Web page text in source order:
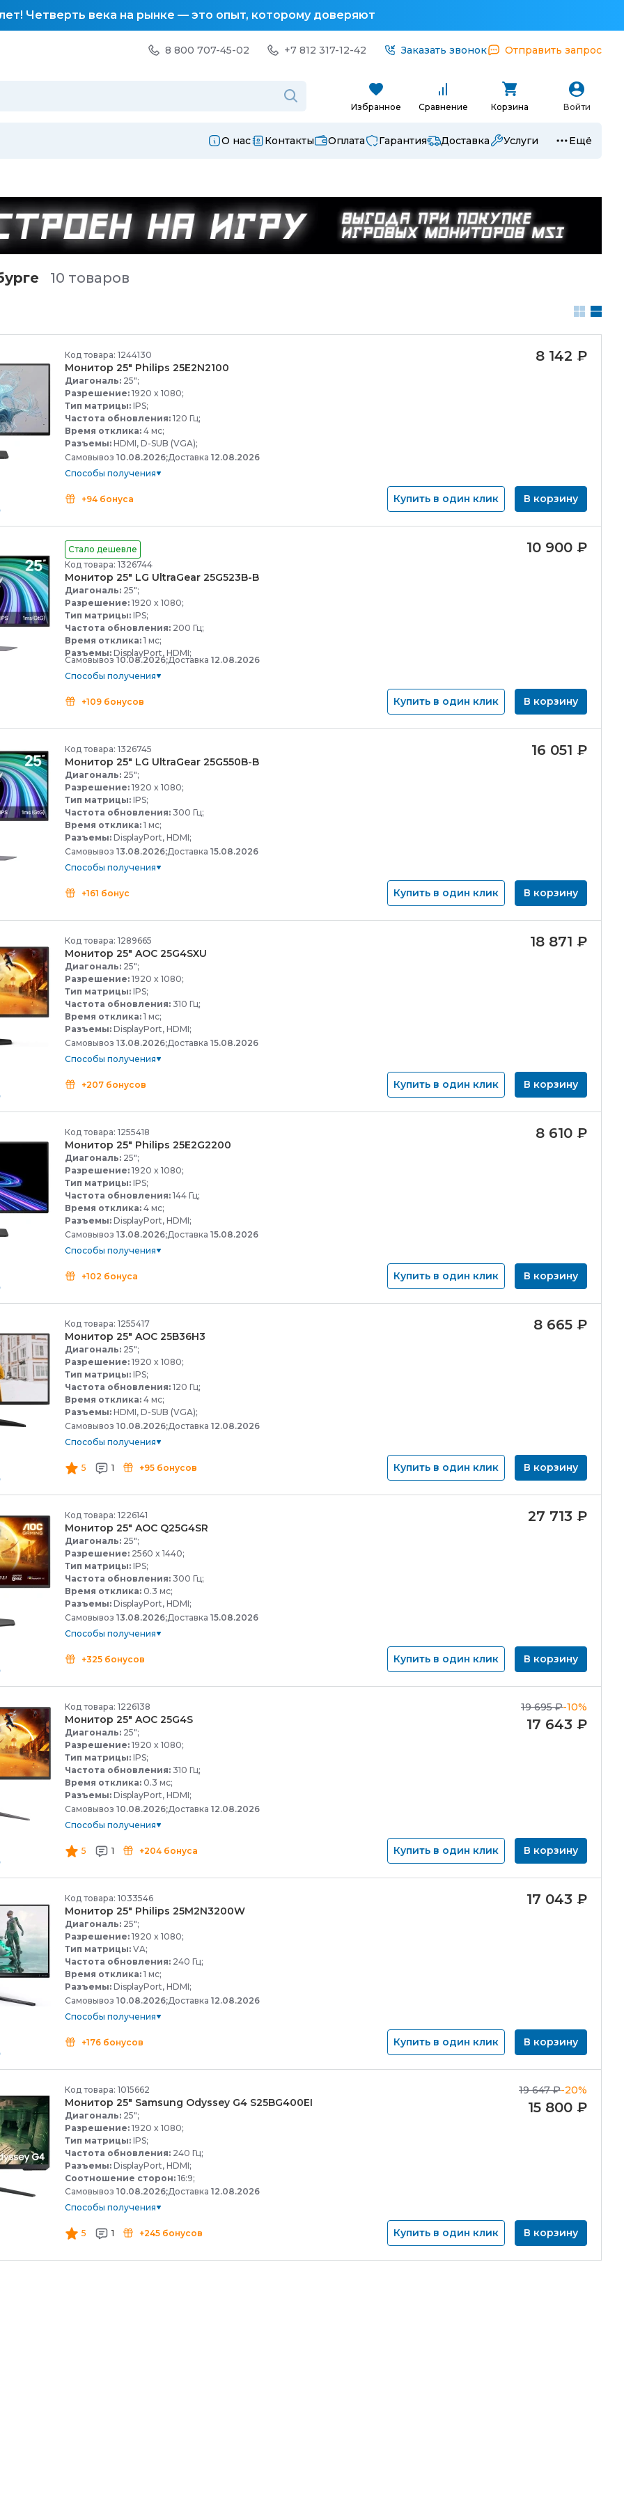
Четверть века на рынке — это опыт, которому доверяют
8 800 707-45-02 +7 812 317-12-42 Заказать звонок Отправить запрос
Избранное Сравнение Корзина Войти
О нас Контакты Оплата Гарантия Доставка Услуги Ещё
10 товаров
Код товара: 1244130
Монитор 25" Philips 25E2N2100
Диагональ: 25";
Разрешение: 1920 x 1080;
Тип матрицы: IPS;
Частота обновления: 120 Гц;
Время отклика: 4 мс;
Разъемы: HDMI, D-SUB (VGA);
Самовывоз 10.08.2026;Доставка 12.08.2026
Способы получения
+94 бонуса
8 142 ₽
Купить в один клик В корзину
Стало дешевле
Код товара: 1326744
Монитор 25" LG UltraGear 25G523B-B
Диагональ: 25";
Разрешение: 1920 x 1080;
Тип матрицы: IPS;
Частота обновления: 200 Гц;
Время отклика: 1 мс;
Разъемы: DisplayPort, HDMI;
Самовывоз 10.08.2026;Доставка 12.08.2026
Способы получения
+109 бонусов
10 900 ₽
Купить в один клик В корзину
Код товара: 1326745
Монитор 25" LG UltraGear 25G550B-B
Диагональ: 25";
Разрешение: 1920 x 1080;
Тип матрицы: IPS;
Частота обновления: 300 Гц;
Время отклика: 1 мс;
Разъемы: DisplayPort, HDMI;
Самовывоз 13.08.2026;Доставка 15.08.2026
Способы получения
+161 бонус
16 051 ₽
Купить в один клик В корзину
Код товара: 1289665
Монитор 25" AOC 25G4SXU
Диагональ: 25";
Разрешение: 1920 x 1080;
Тип матрицы: IPS;
Частота обновления: 310 Гц;
Время отклика: 1 мс;
Разъемы: DisplayPort, HDMI;
Самовывоз 13.08.2026;Доставка 15.08.2026
Способы получения
+207 бонусов
18 871 ₽
Купить в один клик В корзину
Код товара: 1255418
Монитор 25" Philips 25E2G2200
Диагональ: 25";
Разрешение: 1920 x 1080;
Тип матрицы: IPS;
Частота обновления: 144 Гц;
Время отклика: 4 мс;
Разъемы: DisplayPort, HDMI;
Самовывоз 13.08.2026;Доставка 15.08.2026
Способы получения
+102 бонуса
8 610 ₽
Купить в один клик В корзину
Код товара: 1255417
Монитор 25" AOC 25B36H3
Диагональ: 25";
Разрешение: 1920 x 1080;
Тип матрицы: IPS;
Частота обновления: 120 Гц;
Время отклика: 4 мс;
Разъемы: HDMI, D-SUB (VGA);
Самовывоз 10.08.2026;Доставка 12.08.2026
Способы получения
5 1 +95 бонусов
8 665 ₽
Купить в один клик В корзину
Код товара: 1226141
Монитор 25" AOC Q25G4SR
Диагональ: 25";
Разрешение: 2560 x 1440;
Тип матрицы: IPS;
Частота обновления: 300 Гц;
Время отклика: 0.3 мс;
Разъемы: DisplayPort, HDMI;
Самовывоз 13.08.2026;Доставка 15.08.2026
Способы получения
+325 бонусов
27 713 ₽
Купить в один клик В корзину
Код товара: 1226138
Монитор 25" AOC 25G4S
Диагональ: 25";
Разрешение: 1920 x 1080;
Тип матрицы: IPS;
Частота обновления: 310 Гц;
Время отклика: 0.3 мс;
Разъемы: DisplayPort, HDMI;
Самовывоз 10.08.2026;Доставка 12.08.2026
Способы получения
5 1 +204 бонуса
19 695₽-10%
17 643 ₽
Купить в один клик В корзину
Код товара: 1033546
Монитор 25" Philips 25M2N3200W
Диагональ: 25";
Разрешение: 1920 x 1080;
Тип матрицы: VA;
Частота обновления: 240 Гц;
Время отклика: 1 мс;
Разъемы: DisplayPort, HDMI;
Самовывоз 10.08.2026;Доставка 12.08.2026
Способы получения
+176 бонусов
17 043 ₽
Купить в один клик В корзину
Код товара: 1015662
Монитор 25" Samsung Odyssey G4 S25BG400EI
Диагональ: 25";
Разрешение: 1920 x 1080;
Тип матрицы: IPS;
Частота обновления: 240 Гц;
Разъемы: DisplayPort, HDMI;
Соотношение сторон: 16:9;
Самовывоз 10.08.2026;Доставка 12.08.2026
Способы получения
5 1 +245 бонусов
19 647₽-20%
15 800 ₽
Купить в один клик В корзину